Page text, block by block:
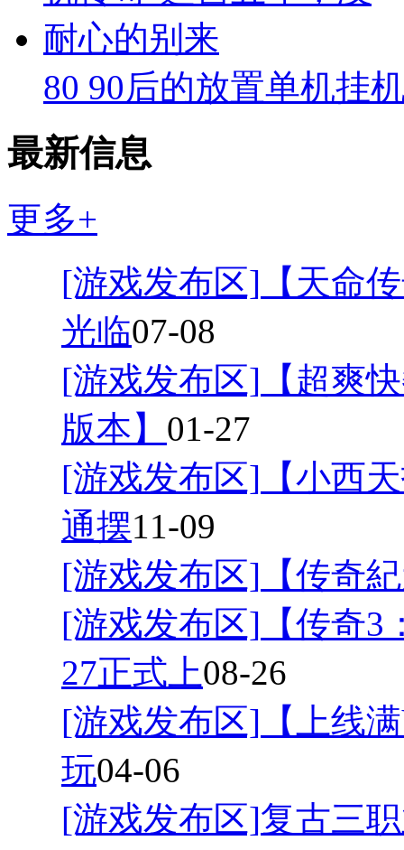
80 90后的放置单机挂
最新信息
更多+
[游戏发布区] 【天命
光临07-08
[游戏发布区] 【超爽
版本】 01-27
[游戏发布区] 【小西
通摆11-09
[游戏发布区] 【传奇
[游戏发布区] 【传奇
27正式上08-26
[游戏发布区] 【上线
玩04-06
[游戏发布区]复古三